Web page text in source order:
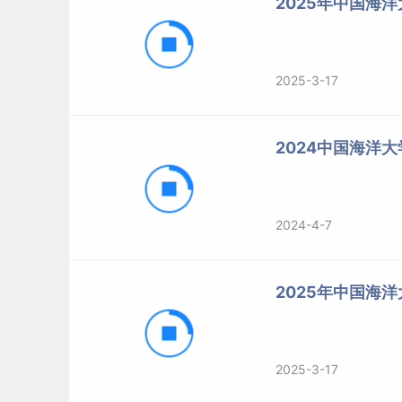
2025-3-17
2024中国海洋
2024-4-7
2025年中国海洋
2025-3-17